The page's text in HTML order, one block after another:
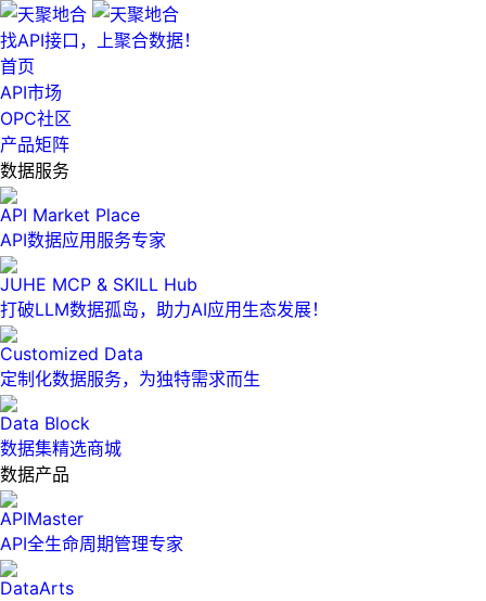
找API接口，上聚合数据！
首页
API市场
OPC社区
产品矩阵
数据服务
API Market Place
API数据应用服务专家
JUHE MCP & SKILL Hub
打破LLM数据孤岛，助力AI应用生态发展！
Customized Data
定制化数据服务，为独特需求而生
Data Block
数据集精选商城
数据产品
APIMaster
API全生命周期管理专家
DataArts